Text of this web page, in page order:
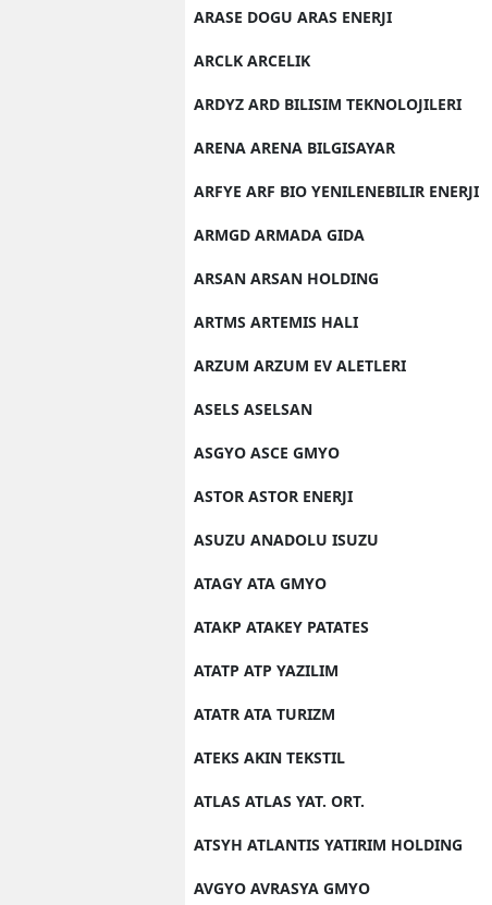
ARASE DOGU ARAS ENERJI
ARCLK ARCELIK
ARDYZ ARD BILISIM TEKNOLOJILERI
ARENA ARENA BILGISAYAR
ARFYE ARF BIO YENILENEBILIR ENERJI
ARMGD ARMADA GIDA
ARSAN ARSAN HOLDING
ARTMS ARTEMIS HALI
ARZUM ARZUM EV ALETLERI
ASELS ASELSAN
ASGYO ASCE GMYO
ASTOR ASTOR ENERJI
ASUZU ANADOLU ISUZU
ATAGY ATA GMYO
ATAKP ATAKEY PATATES
ATATP ATP YAZILIM
ATATR ATA TURIZM
ATEKS AKIN TEKSTIL
ATLAS ATLAS YAT. ORT.
ATSYH ATLANTIS YATIRIM HOLDING
AVGYO AVRASYA GMYO